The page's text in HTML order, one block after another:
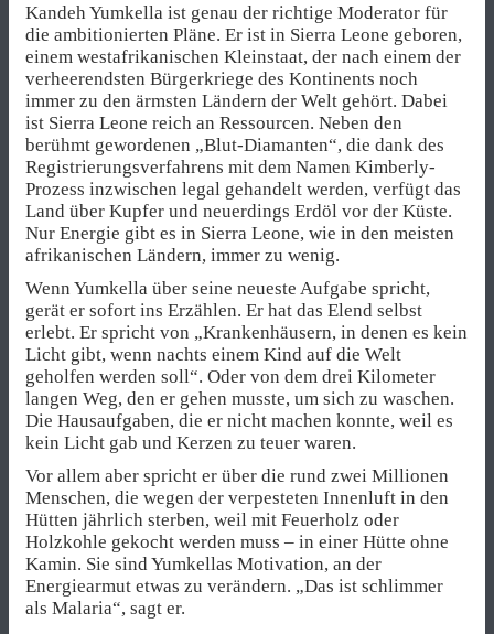
Kandeh Yumkella ist genau der richtige Moderator für
die ambitionierten Pläne. Er ist in Sierra Leone geboren,
einem westafrikanischen Kleinstaat, der nach einem der
verheerendsten Bürgerkriege des Kontinents noch
immer zu den ärmsten Ländern der Welt gehört. Dabei
ist Sierra Leone reich an Ressourcen. Neben den
berühmt gewordenen „Blut-Diamanten“, die dank des
Registrierungsverfahrens mit dem Namen Kimberly-
Prozess inzwischen legal gehandelt werden, verfügt das
Land über Kupfer und neuerdings Erdöl vor der Küste.
Nur Energie gibt es in Sierra Leone, wie in den meisten
afrikanischen Ländern, immer zu wenig.
Wenn Yumkella über seine neueste Aufgabe spricht,
gerät er sofort ins Erzählen. Er hat das Elend selbst
erlebt. Er spricht von „Krankenhäusern, in denen es kein
Licht gibt, wenn nachts einem Kind auf die Welt
geholfen werden soll“. Oder von dem drei Kilometer
langen Weg, den er gehen musste, um sich zu waschen.
Die Hausaufgaben, die er nicht machen konnte, weil es
kein Licht gab und Kerzen zu teuer waren.
Vor allem aber spricht er über die rund zwei Millionen
Menschen, die wegen der verpesteten Innenluft in den
Hütten jährlich sterben, weil mit Feuerholz oder
Holzkohle gekocht werden muss – in einer Hütte ohne
Kamin. Sie sind Yumkellas Motivation, an der
Energiearmut etwas zu verändern. „Das ist schlimmer
als Malaria“, sagt er.